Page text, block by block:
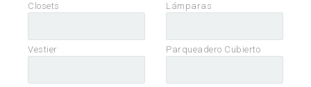
Closets Lámparas
Vestier Parqueadero Cubierto